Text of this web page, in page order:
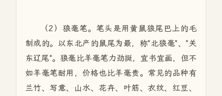
（2）狼毫笔。笔头是用黄鼠狼尾巴上的毛
制成的。以东北产的鼠尾为最，称"北狼毫"、"关
东辽尾"。狼毫比羊毫笔力劲挺，宜书宜画，但不
如羊毫笔耐用，价格也比羊毫贵。常见的品种有
兰竹、写意、山水、花卉、叶筋、衣纹、红豆、